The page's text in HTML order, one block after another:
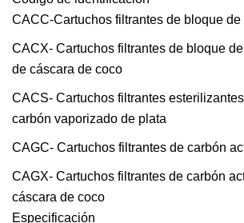
CACC-Cartuchos filtrantes de bloque
CACX- Cartuchos filtrantes de bloque
de cáscara de coco
CACS- Cartuchos filtrantes
carbón vaporizado de plata
CAGC- Cartuchos filtrantes de carbón
CAGX- Cartuchos filtrantes de carbón
cáscara de coco
Especificación